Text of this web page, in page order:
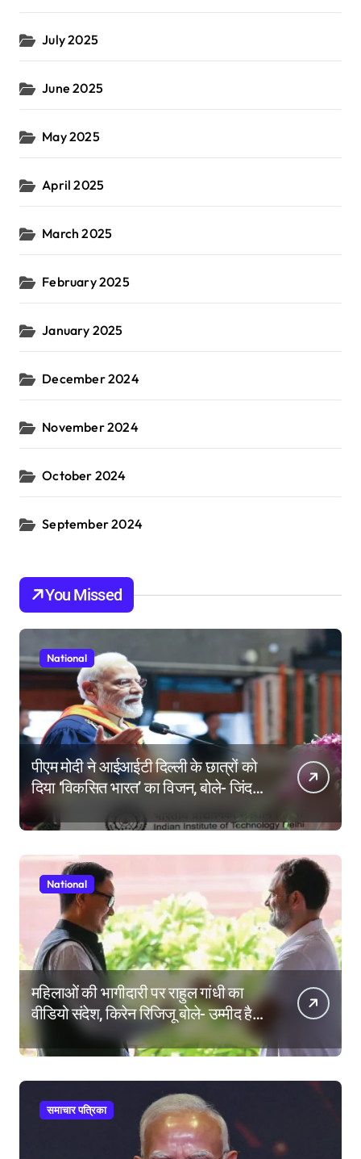
July 2025
June 2025
May 2025
April 2025
March 2025
February 2025
January 2025
December 2024
November 2024
October 2024
September 2024
You Missed
National
पीएम मोदी ने आईआईटी दिल्ली के छात्रों को
दिया ‘विकसित भारत’ का विजन, बोले- जिंदगी
की परीक्षा में सब कुछ आउट ऑफ सिलेबस
होता है
National
महिलाओं की भागीदारी पर राहुल गांधी का
वीडियो संदेश, किरेन रिजिजू बोले- उम्मीद है
महिला आरक्षण बिल का बिना शर्त करेंगे
समर्थन
समाचार पत्रिका